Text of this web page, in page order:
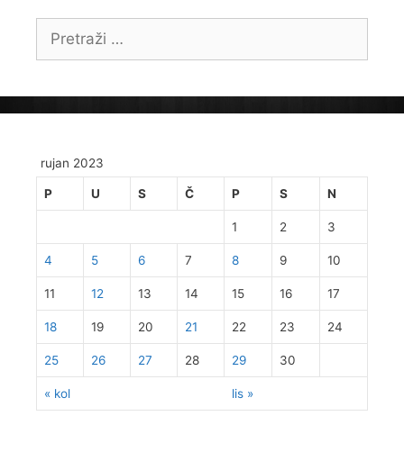
Pretraži:
rujan 2023
P U S Č P S N
« kol lis »
1 2 3
4 5 6 7 8 9 10
11 12 13 14 15 16 17
18 19 20 21 22 23 24
25 26 27 28 29 30